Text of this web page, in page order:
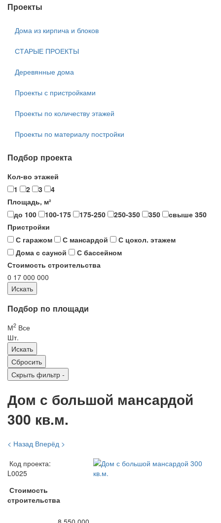
Проекты
Дома из кирпича и блоков
СТАРЫЕ ПРОЕКТЫ
Деревянные дома
Проекты с пристройками
Проекты по количеству этажей
Проекты по материалу постройки
Подбор проекта
Кол-во этажей
1
2 3
4
Площадь, м²
до 100
100-175 175-250 250-350 350
свыше 350
Пристройки
С гаражом
С мансардой
С цокол. этажем
Дома с сауной
С бассейном
Стоимость строительства
0 17 000 000
Подбор по площади
М2 Все
Шт.
Скрыть фильтр -
Дом с большой мансардой
300 кв.м.
< Назад Вперёд >
Код проекта:
L0025
Стоимость
строительства